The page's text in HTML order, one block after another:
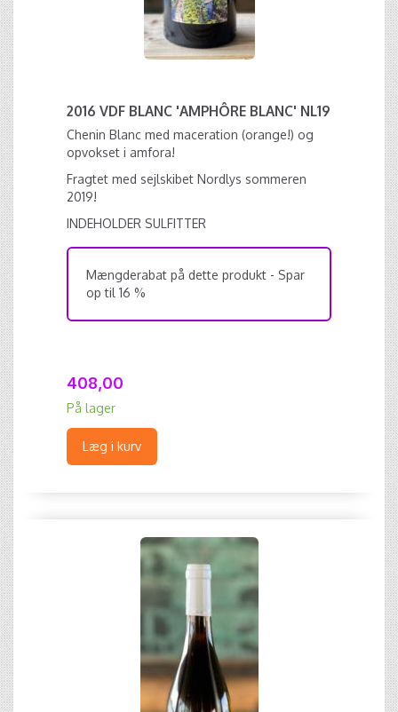
2016 VDF BLANC 'AMPHÔRE BLANC' NL19
Chenin Blanc med maceration (orange!) og
opvokset i amfora!
Fragtet med sejlskibet Nordlys sommeren
2019!
INDEHOLDER SULFITTER
Mængderabat på dette produkt - Spar
op til 16 %
408,00
På lager
Læg i kurv